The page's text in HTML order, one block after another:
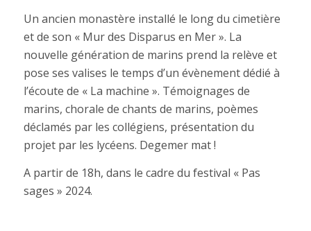
Un ancien monastère installé le long du cimetière
et de son « Mur des Disparus en Mer ». La
nouvelle génération de marins prend la relève et
pose ses valises le temps d’un évènement dédié à
l’écoute de « La machine ». Témoignages de
marins, chorale de chants de marins, poèmes
déclamés par les collégiens, présentation du
projet par les lycéens. Degemer mat !
A partir de 18h, dans le cadre du festival « Pas
sages » 2024.